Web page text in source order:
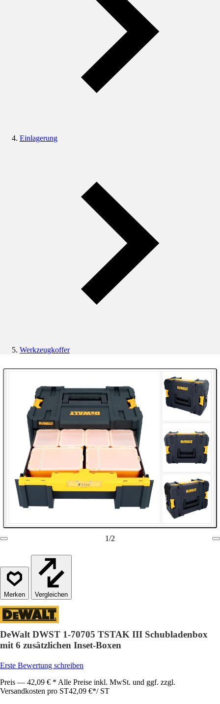
Einlagerung
Werkzeugkoffer
1/2
Vergleichen
DeWalt DWST 1-70705 TSTAK III Schubladenbox
mit 6 zusätzlichen Inset-Boxen
Erste Bewertung schreiben
Preis — 42,09 € * Alle Preise inkl. MwSt. und ggf. zzgl.
Versandkosten pro ST42,09 €*/ ST